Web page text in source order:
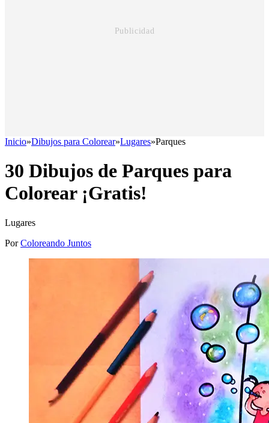
Inicio»Dibujos para Colorear»Lugares»Parques
30 Dibujos de Parques para
Colorear ¡Gratis!
Lugares
PorColoreando Juntos